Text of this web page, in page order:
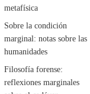
metafísica
Sobre la condición
marginal: notas sobre las
humanidades
Filosofía forense:
reflexiones marginales